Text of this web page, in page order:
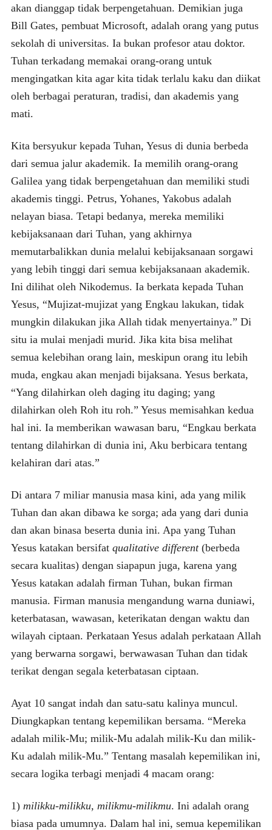
akan dianggap tidak berpengetahuan. Demikian juga
Bill Gates, pembuat Microsoft, adalah orang yang putus
sekolah di universitas. Ia bukan profesor atau doktor.
Tuhan terkadang memakai orang-orang untuk
mengingatkan kita agar kita tidak terlalu kaku dan diikat
oleh berbagai peraturan, tradisi, dan akademis yang
mati.
Kita bersyukur kepada Tuhan, Yesus di dunia berbeda
dari semua jalur akademik. Ia memilih orang-orang
Galilea yang tidak berpengetahuan dan memiliki studi
akademis tinggi. Petrus, Yohanes, Yakobus adalah
nelayan biasa. Tetapi bedanya, mereka memiliki
kebijaksanaan dari Tuhan, yang akhirnya
memutarbalikkan dunia melalui kebijaksanaan sorgawi
yang lebih tinggi dari semua kebijaksanaan akademik.
Ini dilihat oleh Nikodemus. Ia berkata kepada Tuhan
Yesus, “Mujizat-mujizat yang Engkau lakukan, tidak
mungkin dilakukan jika Allah tidak menyertainya.” Di
situ ia mulai menjadi murid. Jika kita bisa melihat
semua kelebihan orang lain, meskipun orang itu lebih
muda, engkau akan menjadi bijaksana. Yesus berkata,
“Yang dilahirkan oleh daging itu daging; yang
dilahirkan oleh Roh itu roh.” Yesus memisahkan kedua
hal ini. Ia memberikan wawasan baru, “Engkau berkata
tentang dilahirkan di dunia ini, Aku berbicara tentang
kelahiran dari atas.”
Di antara 7 miliar manusia masa kini, ada yang milik
Tuhan dan akan dibawa ke sorga; ada yang dari dunia
dan akan binasa beserta dunia ini. Apa yang Tuhan
Yesus katakan bersifat qualitative different (berbeda
secara kualitas) dengan siapapun juga, karena yang
Yesus katakan adalah firman Tuhan, bukan firman
manusia. Firman manusia mengandung warna duniawi,
keterbatasan, wawasan, keterikatan dengan waktu dan
wilayah ciptaan. Perkataan Yesus adalah perkataan Allah
yang berwarna sorgawi, berwawasan Tuhan dan tidak
terikat dengan segala keterbatasan ciptaan.
Ayat 10 sangat indah dan satu-satu kalinya muncul.
Diungkapkan tentang kepemilikan bersama. “Mereka
adalah milik-Mu; milik-Mu adalah milik-Ku dan milik-
Ku adalah milik-Mu.” Tentang masalah kepemilikan ini,
secara logika terbagi menjadi 4 macam orang:
1) milikku-milikku, milikmu-milikmu. Ini adalah orang
biasa pada umumnya. Dalam hal ini, semua kepemilikan